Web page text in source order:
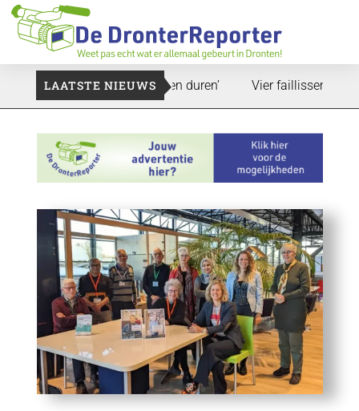
LAATSTE NIEUWS
zal ook nog wel even duren’ Vier faillissementen in